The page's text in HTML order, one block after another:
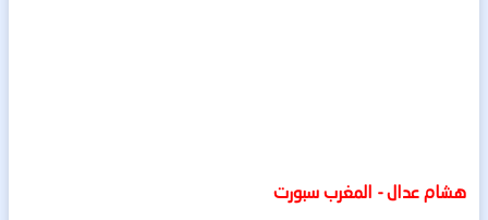
هشام عدال - المغرب سبورت